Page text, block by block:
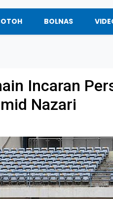
BOLNAS
Incaran
Nazari